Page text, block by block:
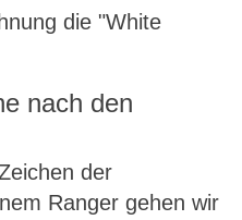
die "White
nach den
der
Ranger gehen wir